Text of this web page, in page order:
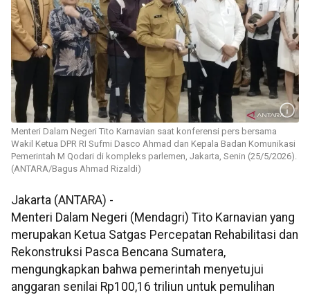
Menteri Dalam Negeri Tito Karnavian saat konferensi pers bersama
Wakil Ketua DPR RI Sufmi Dasco Ahmad dan Kepala Badan Komunikasi
Pemerintah M Qodari di kompleks parlemen, Jakarta, Senin (25/5/2026).
(ANTARA/Bagus Ahmad Rizaldi)
Jakarta (ANTARA) -
Menteri Dalam Negeri (Mendagri) Tito Karnavian yang
merupakan Ketua Satgas Percepatan Rehabilitasi dan
Rekonstruksi Pasca Bencana Sumatera,
mengungkapkan bahwa pemerintah menyetujui
anggaran senilai Rp100,16 triliun untuk pemulihan